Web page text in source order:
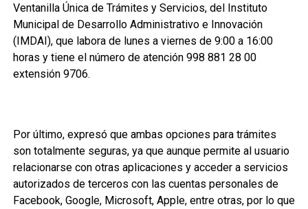
Ventanilla Única de Trámites y Servicios, del Instituto
Municipal de Desarrollo Administrativo e Innovación
(IMDAI), que labora de lunes a viernes de 9:00 a 16:00
horas y tiene el número de atención 998 881 28 00
extensión 9706.
Por último, expresó que ambas opciones para trámites
son totalmente seguras, ya que aunque permite al usuario
relacionarse con otras aplicaciones y acceder a servicios
autorizados de terceros con las cuentas personales de
Facebook, Google, Microsoft, Apple, entre otras, por lo que